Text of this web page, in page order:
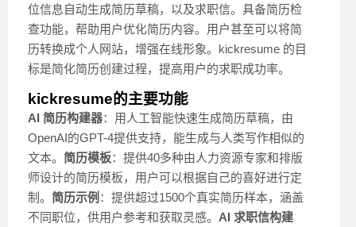
位信息自动生成简历草稿，以及求职信。具备简历检
查功能，帮助用户优化简历内容。用户甚至可以将简
历转换成个人网站，增强在线形象。kickresume 的目
标是简化简历创建过程，提高用户的求职成功率。
kickresume的主要功能
AI 简历构建器：用人工智能快速生成简历草稿，由
OpenAI的GPT-4提供支持，能生成与人类写作相似的
文本。 简历模板：提供40多种由人力资源专家和排版
师设计的简历模板，用户可以根据自己的喜好进行定
制。 简历示例 ：提供超过1500个真实简历样本，涵盖
不同职位，供用户参考和获取灵感。 AI 求职信构建